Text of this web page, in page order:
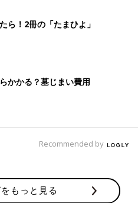
ら！2冊の「たまひよ」
かかる？墓じまい費用
Recommended by
もっと見る